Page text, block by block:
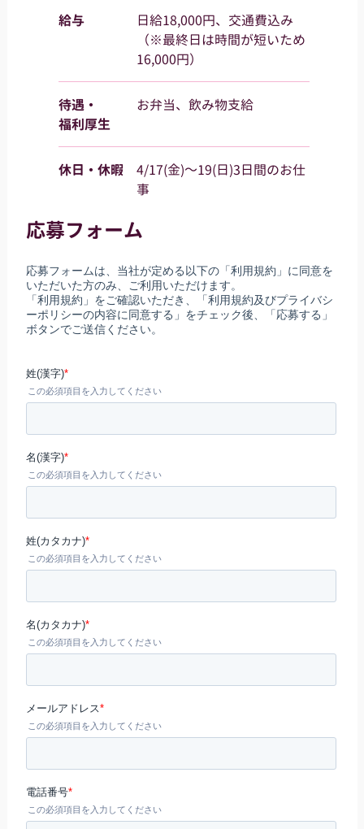
給与
日給18,000円、交通費込み
（※最終日は時間が短いため
16,000円）
待遇・
福利厚生
お弁当、飲み物支給
休日・休暇
4/17(金)～19(日)3日間のお仕
事
応募フォーム